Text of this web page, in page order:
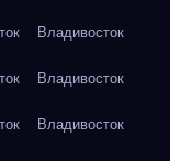
Владивосток
Владивосток
Владивосток